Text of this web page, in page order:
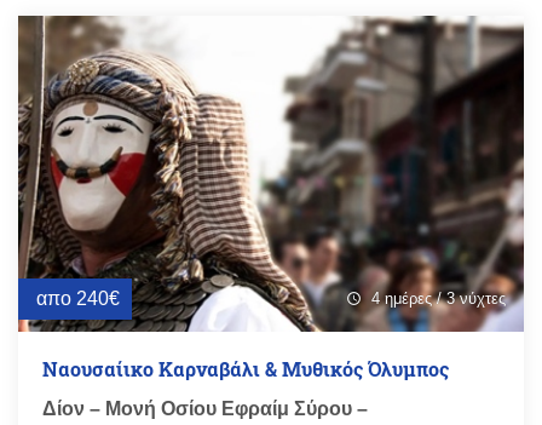
απο 240€ schedule 4 ημέρες / 3 νύχτες
Ναουσαίικο Καρναβάλι & Μυθικός Όλυμπος
Δίον – Μονή Οσίου Εφραίμ Σύρου –